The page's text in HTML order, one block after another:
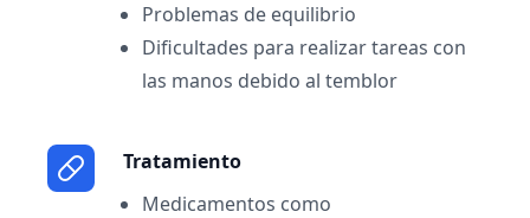
Problemas de equilibrio
Dificultades para realizar tareas con
las manos debido al temblor
Tratamiento
Medicamentos como